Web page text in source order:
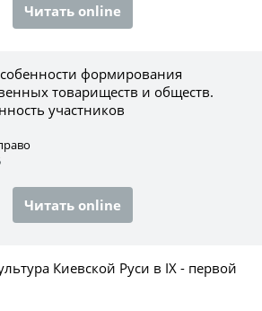
Читать online
формирования
товариществ и обществ.
участников
Читать online
Киевской Руси в IX - первой